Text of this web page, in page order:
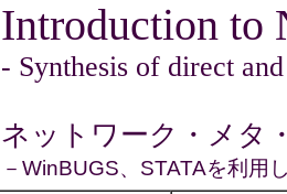
Introduction to
- Synthesis of direct
ネットワーク・メタ
－WinBUGS、STATAを利用